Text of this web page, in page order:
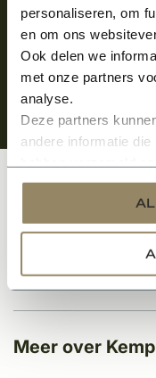
personaliseren, om
en om ons
Ook delen we
met onze partners
analyse.
Deze partners
andere informatie
services.
Meer over
Klantenservice
Categorieën